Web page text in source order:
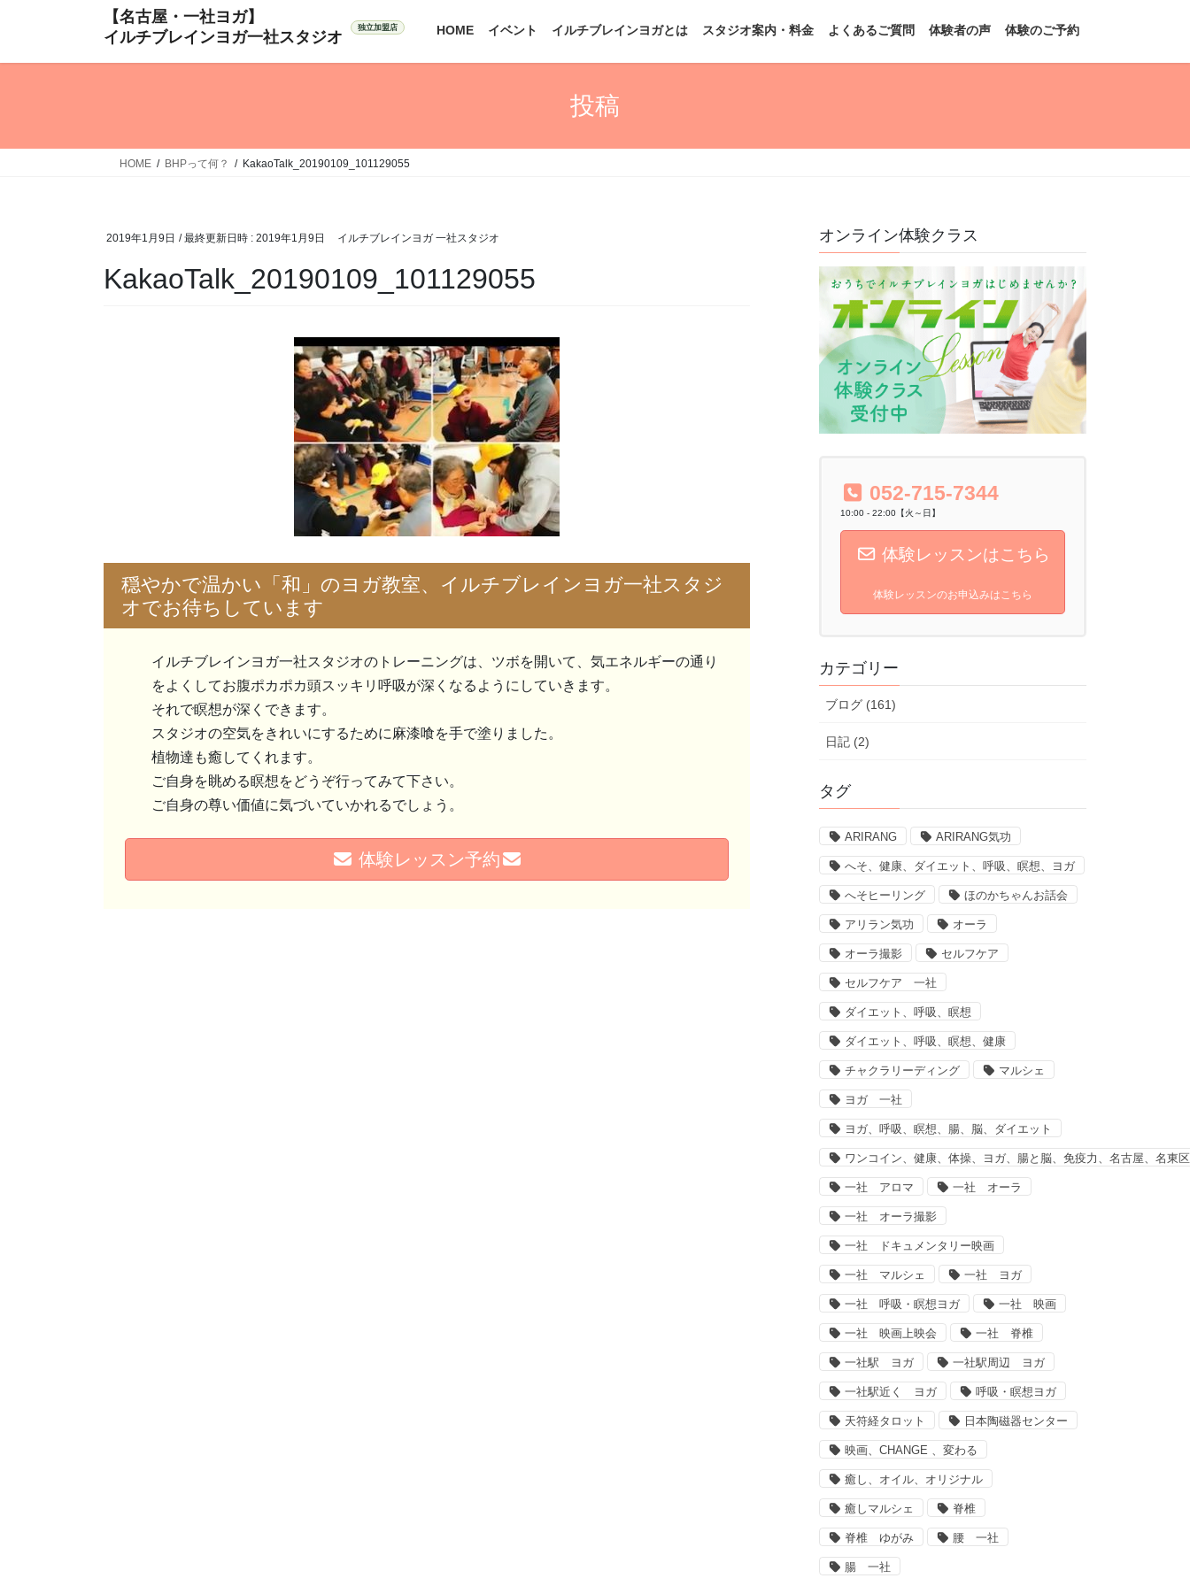
HOME イベント イルチブレインヨガとは スタジオ案内・料金 よくあるご質問 体験者の声 体験のご予約
投稿
HOME BHPって何？ KakaoTalk_20190109_101129055
2019年1月9日 / 最終更新日時 : 2019年1月9日 イルチブレインヨガ 一社スタジオ
KakaoTalk_20190109_101129055
穏やかで温かい「和」のヨガ教室、イルチブレインヨガ一社スタジ
オでお待ちしています
イルチブレインヨガ一社スタジオのトレーニングは、ツボを開いて、気エネルギーの通り
をよくしてお腹ポカポカ頭スッキリ呼吸が深くなるようにしていきます。
それで瞑想が深くできます。
スタジオの空気をきれいにするために麻漆喰を手で塗りました。
植物達も癒してくれます。
ご自身を眺める瞑想をどうぞ行ってみて下さい。
ご自身の尊い価値に気づいていかれるでしょう。
体験レッスン予約
オンライン体験クラス
052-715-7344
10:00 - 22:00【火～日】
体験レッスンはこちら
体験レッスンのお申込みはこちら
カテゴリー
ブログ (161)
日記 (2)
タグ
ARIRANG ARIRANG気功
へそ、健康、ダイエット、呼吸、瞑想、ヨガ
へそヒーリング ほのかちゃんお話会
アリラン気功 オーラ
オーラ撮影 セルフケア
セルフケア 一社
ダイエット、呼吸、瞑想
ダイエット、呼吸、瞑想、健康
チャクラリーディング マルシェ
ヨガ 一社
ヨガ、呼吸、瞑想、腸、脳、ダイエット
ワンコイン、健康、体操、ヨガ、腸と脳、免疫力、名古屋、名東区
一社 アロマ 一社 オーラ
一社 オーラ撮影
一社 ドキュメンタリー映画
一社 マルシェ 一社 ヨガ
一社 呼吸・瞑想ヨガ 一社 映画
一社 映画上映会 一社 脊椎
一社駅 ヨガ 一社駅周辺 ヨガ
一社駅近く ヨガ 呼吸・瞑想ヨガ
天符経タロット 日本陶磁器センター
映画、CHANGE 、変わる
癒し、オイル、オリジナル
癒しマルシェ 脊椎
脊椎 ゆがみ 腰 一社
腸 一社